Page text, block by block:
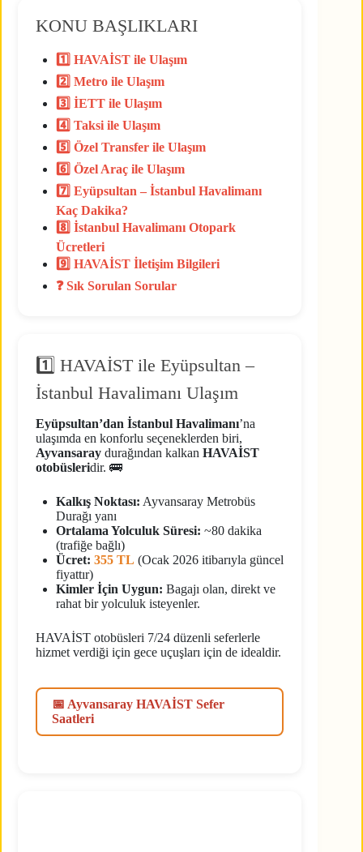
KONU BAŞLIKLARI
1️⃣ HAVAİST ile Ulaşım
2️⃣ Metro ile Ulaşım
3️⃣ İETT ile Ulaşım
4️⃣ Taksi ile Ulaşım
5️⃣ Özel Transfer ile Ulaşım
6️⃣ Özel Araç ile Ulaşım
7️⃣ Eyüpsultan – İstanbul Havalimanı
Kaç Dakika?
8️⃣ İstanbul Havalimanı Otopark
Ücretleri
9️⃣ HAVAİST İletişim Bilgileri
❓ Sık Sorulan Sorular
1️⃣ HAVAİST ile Eyüpsultan –
İstanbul Havalimanı Ulaşım
Eyüpsultan’dan İstanbul Havalimanı’na
ulaşımda en konforlu seçeneklerden biri,
Ayvansaray durağından kalkan HAVAİST
otobüsleridir. 🚌
Kalkış Noktası: Ayvansaray Metrobüs
Durağı yanı
Ortalama Yolculuk Süresi: ~80 dakika
(trafiğe bağlı)
Ücret: 355 TL (Ocak 2026 itibarıyla güncel
fiyattır)
Kimler İçin Uygun: Bagajı olan, direkt ve
rahat bir yolculuk isteyenler.
HAVAİST otobüsleri 7/24 düzenli seferlerle
hizmet verdiği için gece uçuşları için de idealdir.
📅 Ayvansaray HAVAİST Sefer
Saatleri